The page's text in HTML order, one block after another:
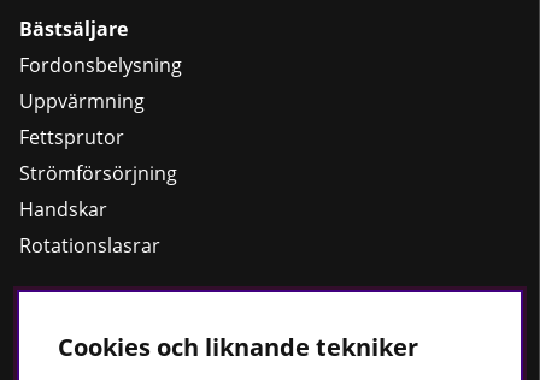
Bästsäljare
Fordonsbelysning
Uppvärmning
Fettsprutor
Strömförsörjning
Handskar
Rotationslasrar
Håll dig uppdaterad
Cookies och liknande tekniker